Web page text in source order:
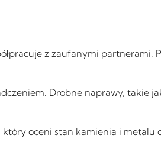
z zaufanymi partnerami.
Drobne naprawy, takie
który oceni stan kamienia i metalu